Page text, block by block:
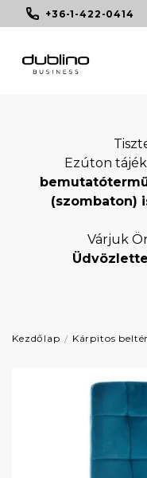
+36-1-422-0414
Ezúton
(szombaton)
Várjuk
Kezdőlap Kárpitos